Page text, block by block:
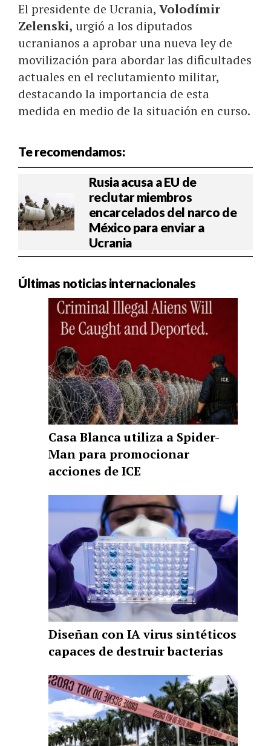
El presidente de Ucrania, Volodímir
Zelenski, urgió a los diputados
ucranianos a aprobar una nueva ley de
movilización para abordar las dificultades
actuales en el reclutamiento militar,
destacando la importancia de esta
medida en medio de la situación en curso.
Te recomendamos:
Rusia acusa a EU de
reclutar miembros
encarcelados del narco de
México para enviar a
Ucrania
Últimas noticias internacionales
Casa Blanca utiliza a Spider-
Man para promocionar
acciones de ICE
Diseñan con IA virus sintéticos
capaces de destruir bacterias